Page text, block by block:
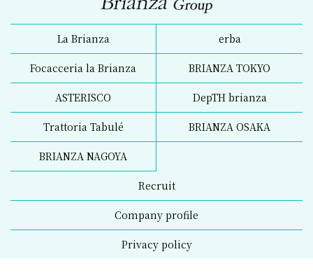
La Brianza erba
Focacceria la Brianza BRIANZA TOKYO
ASTERISCO DepTH brianza
Trattoria Tabulé BRIANZA OSAKA
BRIANZA NAGOYA
Recruit
Company profile
Privacy policy